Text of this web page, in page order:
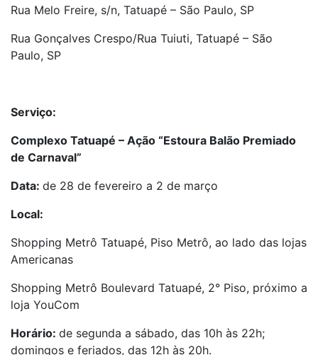
Rua Melo Freire, s/n, Tatuapé – São Paulo, SP
Rua Gonçalves Crespo/Rua Tuiuti, Tatuapé – São
Paulo, SP
Serviço:
Complexo Tatuapé – Ação “Estoura Balão Premiado
de Carnaval”
Data: de 28 de fevereiro a 2 de março
Local:
Shopping Metrô Tatuapé, Piso Metrô, ao lado das lojas
Americanas
Shopping Metrô Boulevard Tatuapé, 2° Piso, próximo a
loja YouCom
Horário: de segunda a sábado, das 10h às 22h;
domingos e feriados, das 12h às 20h.